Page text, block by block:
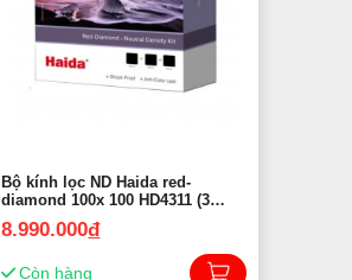
Bộ kính lọc ND Haida red-
diamond 100x 100 HD4311 (3
filter Nd1.8, ND3.0, ND4.5) |
Chính Hãng
8.990.000đ
Còn hàng